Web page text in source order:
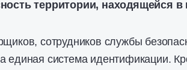
территории, находящейся
сотрудников службы
единая система идентификации.